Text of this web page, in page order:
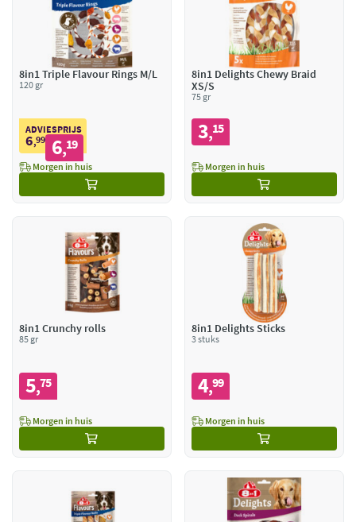
8in1 Triple Flavour Rings M/L
120 gr
ADVIESPRIJS
6,99 6,19
Morgen in huis
8in1 Delights Chewy Braid
XS/S
75 gr
3,15
Morgen in huis
8in1 Crunchy rolls
85 gr
5,75
Morgen in huis
8in1 Delights Sticks
3 stuks
4,99
Morgen in huis